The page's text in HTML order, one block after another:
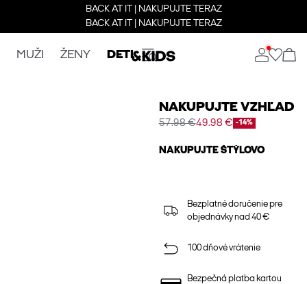
BACK AT IT | NAKUPUJTE TERAZ
BACK AT IT | NAKUPUJTE TERAZ
MUŽI ŽENY DETI
NAKUPUJTE VZHĽAD
57.98 €49.98 € -14%
NAKUPUJTE ŠTÝLOVO
Bezplatné doručenie pre
objednávky nad 40 €
100 dňové vrátenie
Bezpečná platba kartou